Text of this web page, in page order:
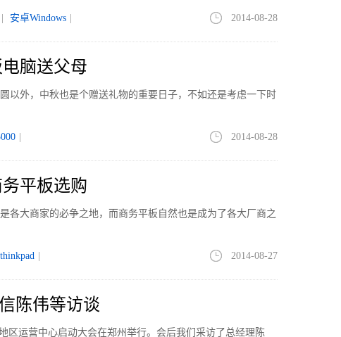
安卓Windows 2014-08-28
脑送父母
以外，中秋也是个赠送礼物的重要日子，不如还是考虑一下时
2014-08-28
平板选购
各大商家的必争之地，而商务平板自然也是成为了各大厂商之
thinkpad 2014-08-27
陈伟等访谈
区运营中心启动大会在郑州举行。会后我们采访了总经理陈